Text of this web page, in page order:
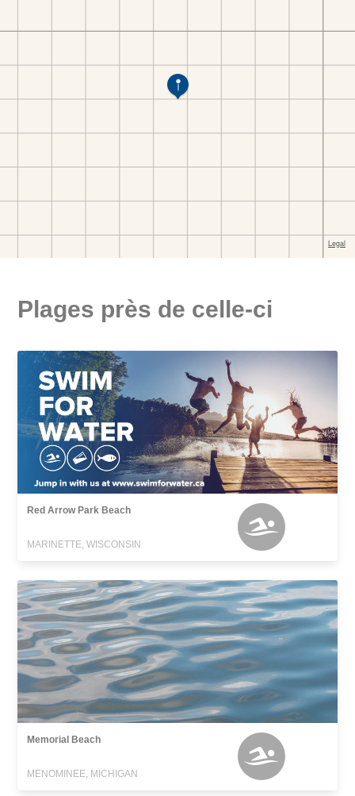
Plages près de celle-ci
Red Arrow Park Beach
MARINETTE, WISCONSIN
Memorial Beach
MENOMINEE, MICHIGAN